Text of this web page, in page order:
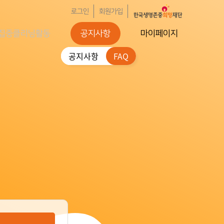
로그인 회원가입
중클리닝활동 공지사항
공지사항 FAQ
마이페이지